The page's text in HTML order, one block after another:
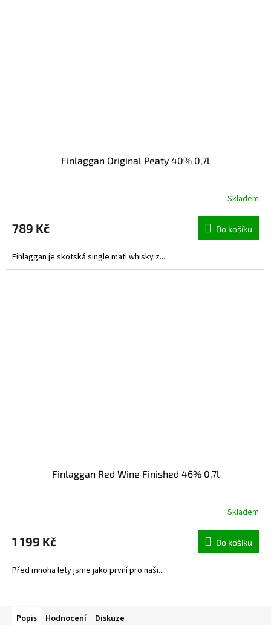
Finlaggan Original Peaty 40% 0,7l
Skladem
789 Kč Do košíku
Finlaggan je skotská single matl whisky z...
Finlaggan Red Wine Finished 46% 0,7l
Skladem
1 199 Kč Do košíku
Před mnoha lety jsme jako první pro naši...
Popis Hodnocení Diskuze